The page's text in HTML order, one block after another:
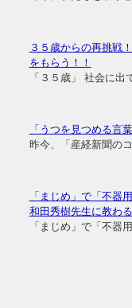
３５歳からの再挑戦
をもらう！！
「３５歳」 社会に
「うつを見つめる言
昨今、「産経新聞の
「まじめ」で「不器
和田秀樹先生に教わる
「まじめ」で「不器